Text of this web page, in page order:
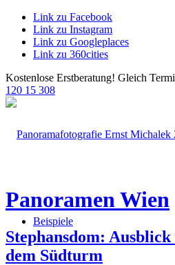
Link zu Facebook
Link zu Instagram
Link zu Googleplaces
Link zu 360cities
Kostenlose Erstberatung! Gleich
120 15 308
Beispiele
Panoramen Wien
Stephansdom:
dem Südturm